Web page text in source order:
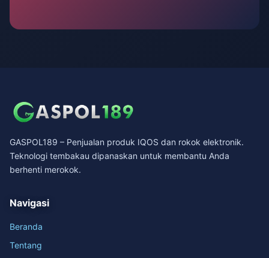
GASPOL189 – Penjualan produk IQOS dan rokok elektronik.
Teknologi tembakau dipanaskan untuk membantu Anda
berhenti merokok.
Navigasi
Beranda
Tentang